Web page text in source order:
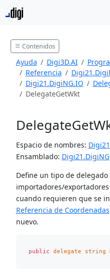
Contenidos
Ayuda Digi3D.AI
Referencia
Digi21.DigiNG.IO
DelegateGetWkt
Espacio de nombres:
Ensamblado: Digi21.DigiNG
Define un tipo de
importadores/
cuando requieren que se
Referencia de Coordenadas
nuevo.
public delegate string